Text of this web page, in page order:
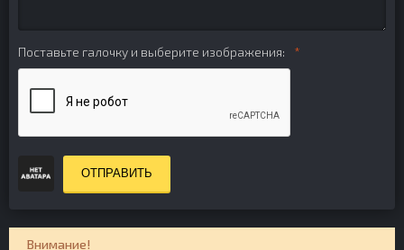
Поставьте галочку и выберите изображения:
ОТПРАВИТЬ
Внимание!